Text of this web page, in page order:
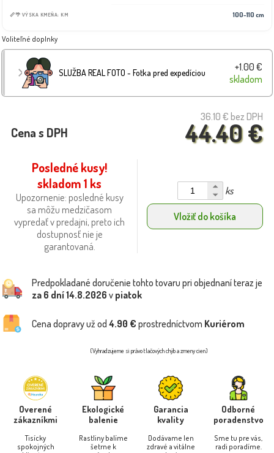
📏🌴 VÝSKA KMEŇA: KM 100-110 cm
Voliteľné doplnky
SLUŽBA REAL FOTO - Fotka pred expedíciou
+1.00 €
skladom
36.10 € bez DPH
44.40 €
Cena s DPH
Posledné kusy!
skladom 1 ks
Upozornenie: posledné kusy
sa môžu medzičasom
vypredať v predajni, preto ich
dostupnosť nie je
garantovaná.
ks
Vložiť do košíka
Predpokladané doručenie tohto tovaru pri objednaní teraz je
za 6 dní14.8.2026 v piatok
Cena dopravy už od 4.90 € prostredníctvom Kuriérom
(Vyhradzujeme si právo tlačových chýb a zmeny cien)
Overené
zákazníkmi
Tisícky
spokojných
Ekologické
balenie
Rastliny balíme
šetrne k
Garancia
kvality
Dodávame len
zdravé a vitálne
Odborné
poradenstvo
Sme tu pre vás,
radi poradíme.